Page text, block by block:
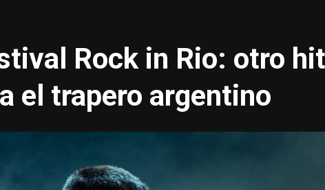
Rock in Rio: otro
el trapero argentino